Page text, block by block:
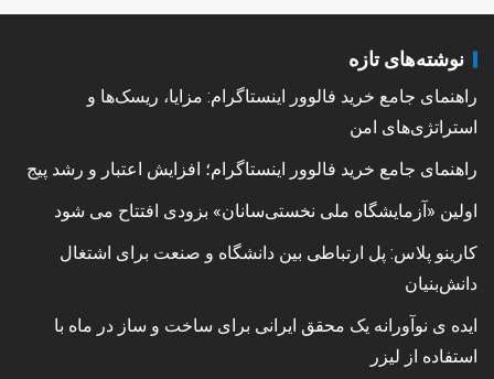
نوشته‌های تازه
راهنمای جامع خرید فالوور اینستاگرام: مزایا، ریسک‌ها و
استراتژی‌های امن
راهنمای جامع خرید فالوور اینستاگرام؛ افزایش اعتبار و رشد پیج
اولین «آزمایشگاه ملی نخستی‌سانان» بزودی افتتاح می شود
کارینو پلاس: پل ارتباطی بین دانشگاه و صنعت برای اشتغال
دانش‌بنیان
ایده ی نوآورانه یک محقق ایرانی برای ساخت و ساز در ماه با
استفاده از لیزر